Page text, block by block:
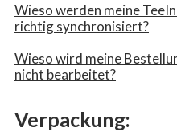
Wieso werden meine
richtig synchronisiert?
Wieso wird meine
nicht bearbeitet?
Verpackung: